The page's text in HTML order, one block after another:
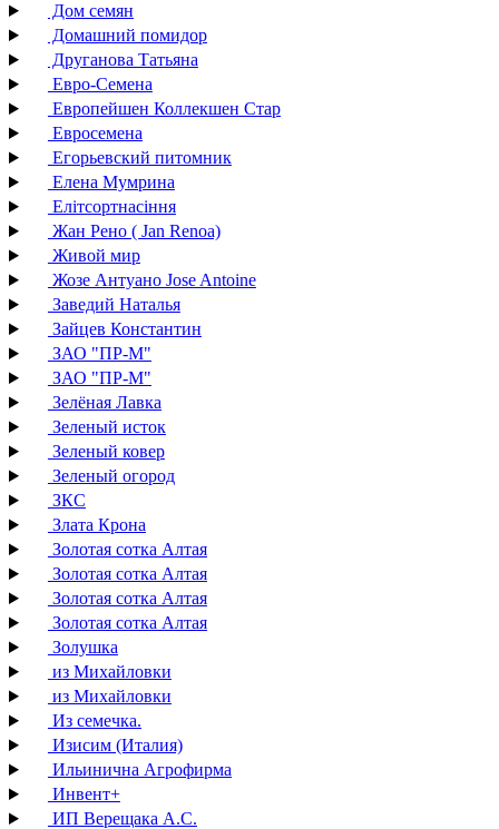
Дом семян
Домашний помидор
Друганова Татьяна
Евро-Семена
Европейшен Коллекшен Стар
Евросемена
Егорьевский питомник
Елена Мумрина
Елітсортнасіння
Жан Рено ( Jan Renoa)
Живой мир
Жозе Антуано Jose Antoine
Заведий Наталья
Зайцев Константин
ЗАО "ПР-М"
ЗАО "ПР-М"
Зелёная Лавка
Зеленый исток
Зеленый ковер
Зеленый огород
ЗКС
Злата Крона
Золотая сотка Алтая
Золотая сотка Алтая
Золотая сотка Алтая
Золотая сотка Алтая
Золушка
из Михайловки
из Михайловки
Из семечка.
Изисим (Италия)
Ильинична Агрофирма
Инвент+
ИП Верещака А.С.